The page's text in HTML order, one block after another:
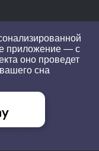
приложение — с
оно проведет
сна